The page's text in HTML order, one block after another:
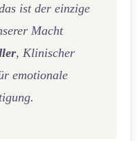
ist der einzige
Macht
, Klinischer
emotionale